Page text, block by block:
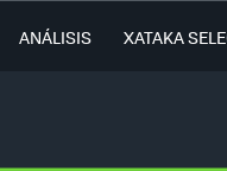
ANÁLISIS XATAKA